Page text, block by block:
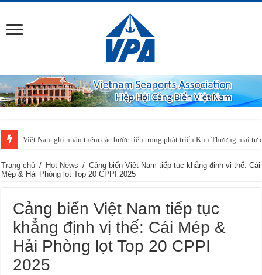
Việt Nam ghi nhận thêm các bước tiến trong phát triển Khu Thương mại tự
Trang chủ / Hot News / Cảng biển Việt Nam tiếp tục khẳng định vị thế: Cái
Mép & Hải Phòng lọt Top 20 CPPI 2025
Cảng biển Việt Nam tiếp tục
khẳng định vị thế: Cái Mép &
Hải Phòng lọt Top 20 CPPI
2025